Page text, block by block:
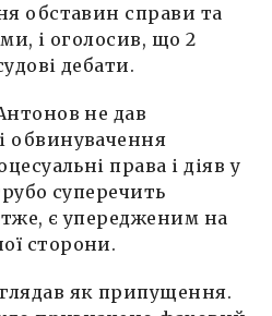
обставин справи та
і оголосив, що 2
дебати.
не дав
обвинувачення
права і діяв у
суперечить
є упередженим на
сторони.
як припущення.